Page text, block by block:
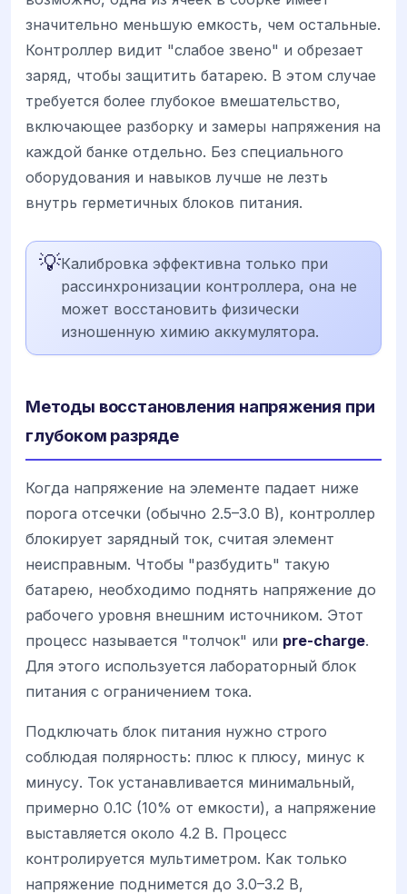
значительно меньшую емкость, чем остальные.
Контроллер видит "слабое звено" и обрезает
заряд, чтобы защитить батарею. В этом случае
требуется более глубокое вмешательство,
включающее разборку и замеры напряжения на
каждой банке отдельно. Без специального
оборудования и навыков лучше не лезть
внутрь герметичных блоков питания.
💡Калибровка эффективна только при
рассинхронизации контроллера, она не
может восстановить физически
изношенную химию аккумулятора.
Методы восстановления напряжения при
глубоком разряде
Когда напряжение на элементе падает ниже
порога отсечки (обычно 2.5–3.0 В), контроллер
блокирует зарядный ток, считая элемент
неисправным. Чтобы "разбудить" такую
батарею, необходимо поднять напряжение до
рабочего уровня внешним источником. Этот
процесс называется "толчок" или pre-charge.
Для этого используется лабораторный блок
питания с ограничением тока.
Подключать блок питания нужно строго
соблюдая полярность: плюс к плюсу, минус к
минусу. Ток устанавливается минимальный,
примерно 0.1C (10% от емкости), а напряжение
выставляется около 4.2 В. Процесс
контролируется мультиметром. Как только
напряжение поднимется до 3.0–3.2 В,